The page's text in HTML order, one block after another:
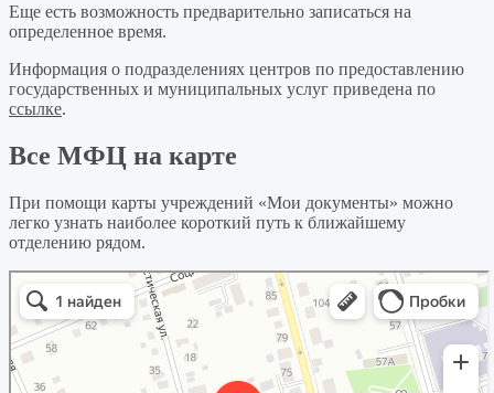
Еще есть возможность предварительно записаться на
определенное время.
Информация о подразделениях центров по предоставлению
государственных и муниципальных услуг приведена по
ссылке.
Все МФЦ на карте
При помощи карты учреждений «Мои документы» можно
легко узнать наиболее короткий путь к ближайшему
отделению рядом.